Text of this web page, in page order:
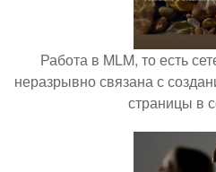
Работа в MLM, то есть
неразрывно связана с
страницы в